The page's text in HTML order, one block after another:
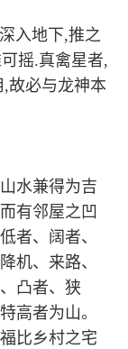
入地下,推之
摇.真禽星者,
故必与龙神本
水兼得为吉
有邻屋之凹
者、阔者、
机、来路、
凸者、狭
高者为山。
比乡村之宅